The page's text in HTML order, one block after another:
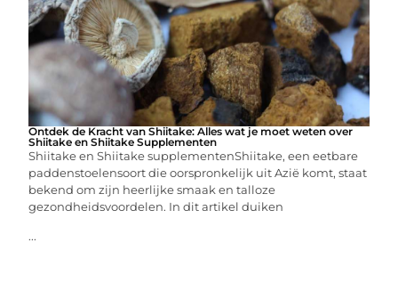
Ontdek de Kracht van Shiitake: Alles wat je moet weten over
Shiitake en Shiitake Supplementen
Shiitake en Shiitake supplementenShiitake, een eetbare
paddenstoelensoort die oorspronkelijk uit Azië komt, staat
bekend om zijn heerlijke smaak en talloze
gezondheidsvoordelen. In dit artikel duiken
...